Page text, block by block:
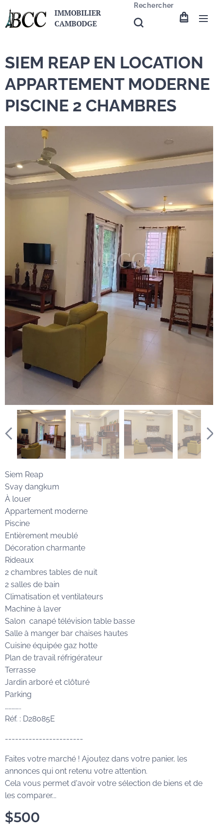
IMMOBILIER
CAMBODGE
Rechercher
SIEM REAP EN LOCATION
APPARTEMENT MODERNE
PISCINE 2 CHAMBRES
Siem Reap
Svay dangkum
À louer
Appartement moderne
Piscine
Entièrement meublé
Décoration charmante
Rideaux
2 chambres tables de nuit
2 salles de bain
Climatisation et ventilateurs
Machine à laver
Salon canapé télévision table basse
Salle à manger bar chaises hautes
Cuisine équipée gaz hotte
Plan de travail réfrigérateur
Terrasse
Jardin arboré et clôturé
Parking
…………..
Réf. : D28085E
-----------------------
Faites votre marché ! Ajoutez dans votre panier, les
annonces qui ont retenu votre attention.
Cela vous permet d'avoir votre sélection de biens et de
les comparer...
$500